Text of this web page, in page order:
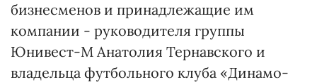
бизнесменов и принадлежащие им
компании - руководителя группы
Юнивест-М Анатолия Тернавского и
владельца футбольного клуба «Динамо-